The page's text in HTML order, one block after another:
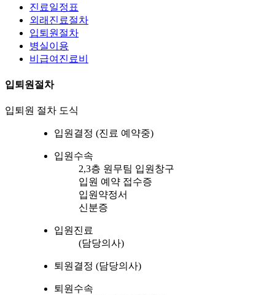
진료일정표
외래진료절차
입퇴원절차
병실이용
비급여진료비
입퇴원절차
입퇴원 절차 도식
입원결정 (진료 예약중)
입원수속
2,3층 원무팀 입원창구
입원 예약 접수증
입원약정서
신분증
입원진료
(담당의사)
퇴원결정 (담당의사)
퇴원수속